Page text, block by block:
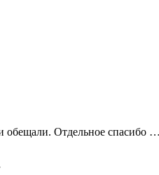
обещали. Отдельное спасибо …